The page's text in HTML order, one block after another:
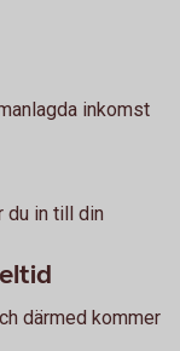
inkomst
du in till din
därmed kommer